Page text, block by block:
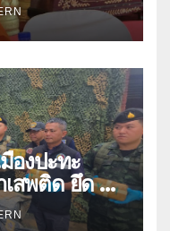
องปะทะ
สพติด ยึด 2